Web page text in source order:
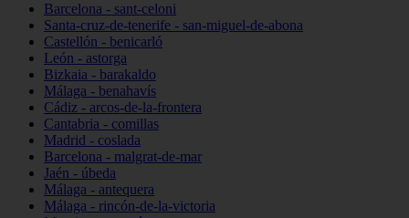
Barcelona - sant-celoni
Santa-cruz-de-tenerife - san-miguel-de-abona
Castellón - benicarló
León - astorga
Bizkaia - barakaldo
Málaga - benahavís
Cádiz - arcos-de-la-frontera
Cantabria - comillas
Madrid - coslada
Barcelona - malgrat-de-mar
Jaén - úbeda
Málaga - antequera
Málaga - rincón-de-la-victoria